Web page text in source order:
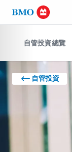
跳過導覽
自管投資總覽
自管投資